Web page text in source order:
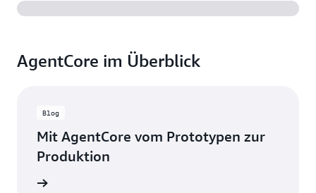
AgentCore im Überblick
Blog
Mit AgentCore vom Prototypen zur
Produktion